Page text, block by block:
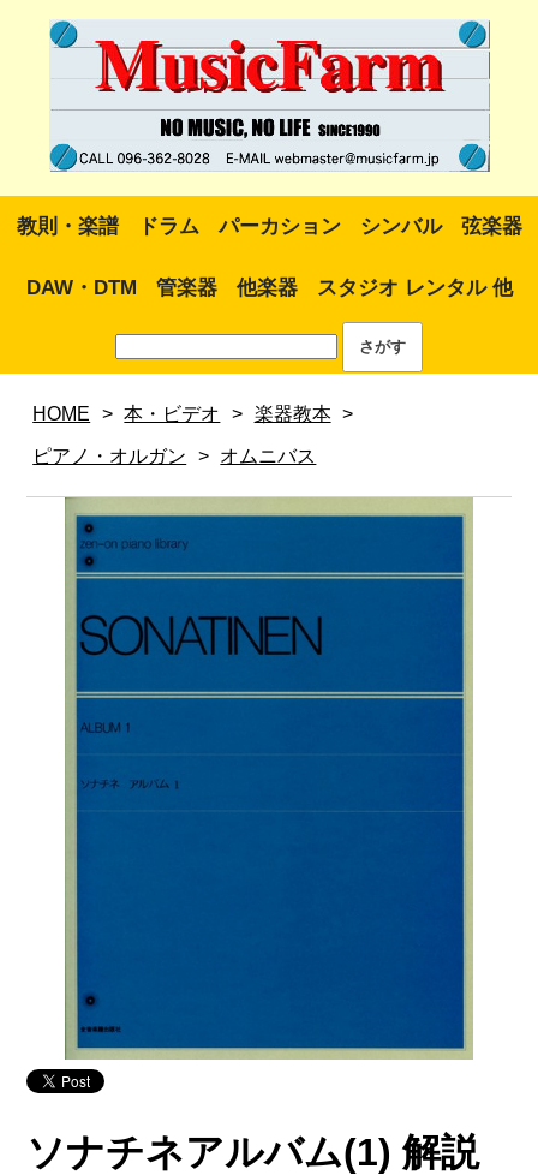
教則・楽譜 ドラム パーカション シンバル 弦楽器
DAW・DTM 管楽器 他楽器 スタジオ レンタル 他
HOME > 本・ビデオ > 楽器教本 >
ピアノ・オルガン > オムニバス
ソナチネアルバム(1) 解説